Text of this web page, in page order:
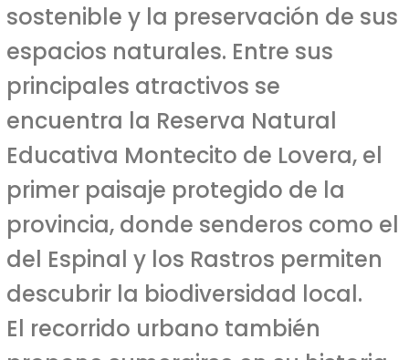
sostenible y la preservación de sus
espacios naturales. Entre sus
principales atractivos se
encuentra la Reserva Natural
Educativa Montecito de Lovera, el
primer paisaje protegido de la
provincia, donde senderos como el
del Espinal y los Rastros permiten
descubrir la biodiversidad local.
El recorrido urbano también